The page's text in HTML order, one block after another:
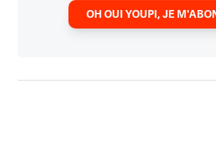
OH OUI YOUPI, JE